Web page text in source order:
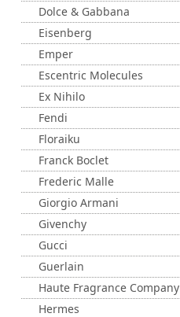
Dolce & Gabbana
Eisenberg
Emper
Escentric Molecules
Ex Nihilo
Fendi
Floraiku
Franck Boclet
Frederic Malle
Giorgio Armani
Givenchy
Gucci
Guerlain
Haute Fragrance Company
Hermes